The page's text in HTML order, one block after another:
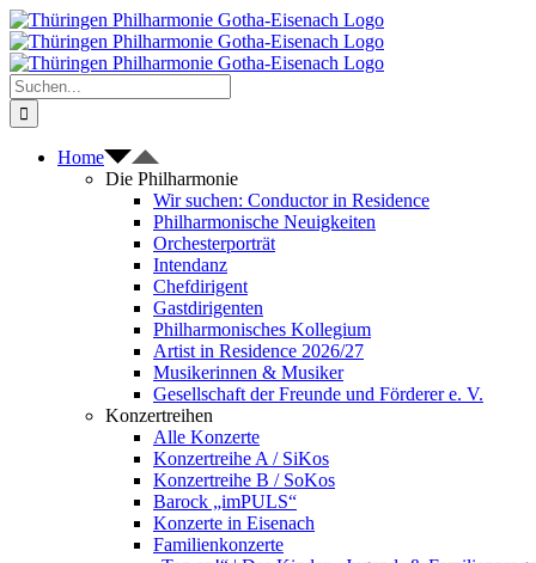
Zum
Inhalt
springen
Suche
nach:
Home
Die Philharmonie
Wir suchen: Conductor in Residence
Philharmonische Neuigkeiten
Orchesterporträt
Intendanz
Chefdirigent
Gastdirigenten
Philharmonisches Kollegium
Artist in Residence 2026/27
Musikerinnen & Musiker
Gesellschaft der Freunde und Förderer e. V.
Konzertreihen
Alle Konzerte
Konzertreihe A / SiKos
Konzertreihe B / SoKos
Barock „imPULS“
Konzerte in Eisenach
Familienkonzerte